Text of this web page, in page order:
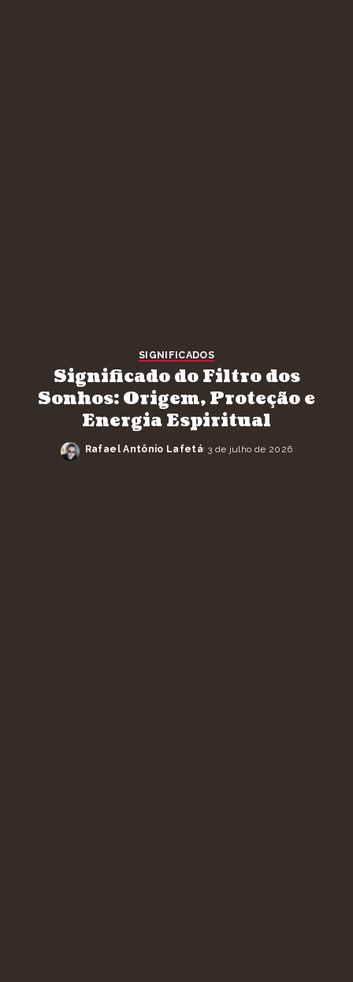
SIGNIFICADOS
Significado do Filtro dos
Sonhos: Origem, Proteção e
Energia Espiritual
Posted
Rafael Antônio Lafetá 3 de julho de 2026